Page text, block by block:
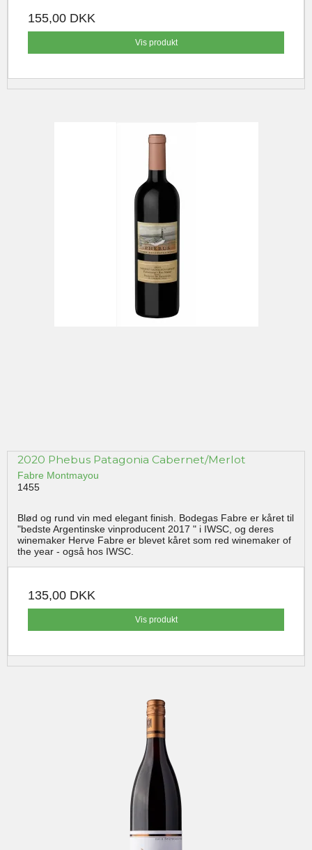
155,00 DKK
Vis produkt
2020 Phebus Patagonia Cabernet/Merlot
Fabre Montmayou
1455
Blød og rund vin med elegant finish. Bodegas Fabre er kåret til
"bedste Argentinske vinproducent 2017 " i IWSC, og deres
winemaker Herve Fabre er blevet kåret som red winemaker of
the year - også hos IWSC.
135,00 DKK
Vis produkt